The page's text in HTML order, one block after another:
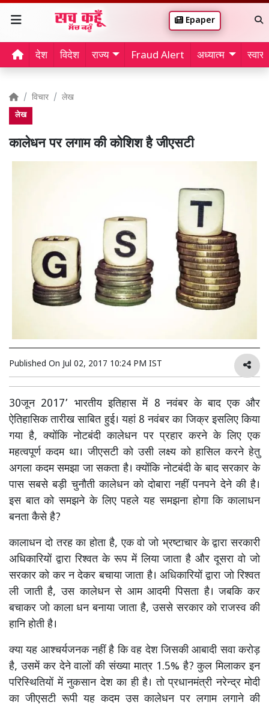
Epaper
देश विदेश राज्य Fraud Alert अध्यात्म
विचार लेख
लेख
कालेधन पर लगाम की कोशिश है जीएसटी
Published On Jul 02, 2017 10:24 PM IST
30जून 2017’ भारतीय इतिहास में 8 नवंबर के बाद एक और
ऐतिहासिक तारीख साबित हुई। यहां 8 नवंबर का जिक्र इसलिए किया
गया है, क्योंकि नोटबंदी कालेधन पर प्रहार करने के लिए एक
महत्वपूर्ण कदम था। जीएसटी को उसी लक्ष्य को हासिल करने हेतु
अगला कदम समझा जा सकता है। क्योंकि नोटबंदी के बाद सरकार के
पास सबसे बड़ी चुनौती कालेधन को दोबारा नहीं पनपने देने की है।
इस बात को समझने के लिए पहले यह समझना होगा कि कालाधन
बनता कैसे है?
कालाधन दो तरह का होता है, एक वो जो भ्रष्टाचार के द्वारा सरकारी
अधिकारियों द्वारा रिश्वत के रूप में लिया जाता है और दूसरा वो जो
सरकार को कर न देकर बचाया जाता है। अधिकारियों द्वारा जो रिश्वत
ली जाती है, उस कालेधन से आम आदमी पिसता है। जबकि कर
बचाकर जो काला धन बनाया जाता है, उससे सरकार को राजस्व की
हानि होती है।
क्या यह आश्चर्यजनक नहीं है कि वह देश जिसकी आबादी सवा करोड़
है, उसमें कर देने वालों की संख्या मात्र 1.5% है? कुल मिलाकर इन
परिस्थितियों में नुकसान देश का ही है। तो प्रधानमंत्री नरेन्द्र मोदी
का जीएसटी रूपी यह कदम उस कालेधन पर लगाम लगाने की